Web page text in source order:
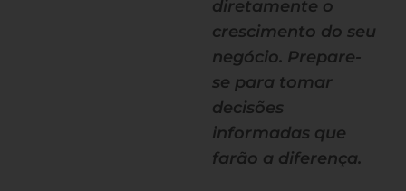
diretamente o
crescimento do seu
negócio. Prepare-
se para tomar
decisões
informadas que
farão a diferença.